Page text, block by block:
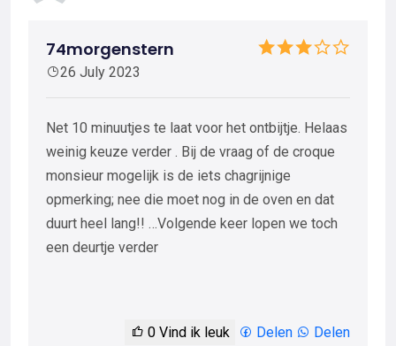
74morgenstern
26 July 2023
Net 10 minuutjes te laat voor het ontbijtje. Helaas
weinig keuze verder . Bij de vraag of de croque
monsieur mogelijk is de iets chagrijnige
opmerking; nee die moet nog in de oven en dat
duurt heel lang!! …Volgende keer lopen we toch
een deurtje verder
0 Vind ik leuk Delen Delen